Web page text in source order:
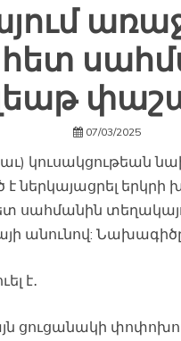
07/03/2025
է ներկայացրել
սահմանին
անունով:
է․
ցուցանակի